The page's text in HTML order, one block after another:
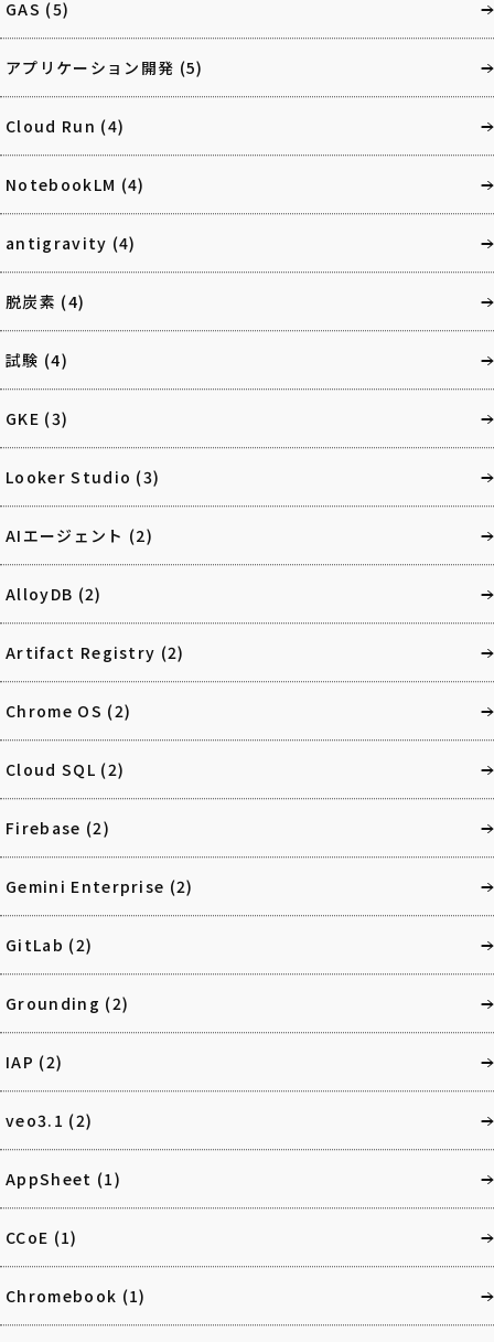
GAS (5)
アプリケーション開発 (5)
Cloud Run (4)
NotebookLM (4)
antigravity (4)
脱炭素 (4)
試験 (4)
GKE (3)
Looker Studio (3)
AIエージェント (2)
AlloyDB (2)
Artifact Registry (2)
Chrome OS (2)
Cloud SQL (2)
Firebase (2)
Gemini Enterprise (2)
GitLab (2)
Grounding (2)
IAP (2)
veo3.1 (2)
AppSheet (1)
CCoE (1)
Chromebook (1)